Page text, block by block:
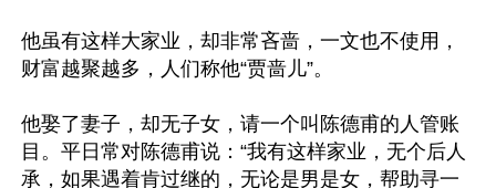
他虽有这样大家业，却非常吝啬，一文也不使用，
财富越聚越多，人们称他“贾啬儿”。
他娶了妻子，却无子女，请一个叫陈德甫的人管账
目。平日常对陈德甫说：“我有这样家业，无个后人
承，如果遇着肯过继的，无论是男是女，帮助寻一